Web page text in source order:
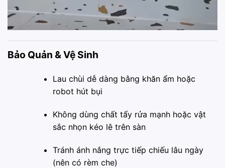
Bảo Quản & Vệ Sinh
Lau chùi dễ dàng bằng khăn ẩm hoặc
robot hút bụi
Không dùng chất tẩy rửa mạnh hoặc vật
sắc nhọn kéo lê trên sàn
Tránh ánh nắng trực tiếp chiếu lâu ngày
(nên có rèm che)